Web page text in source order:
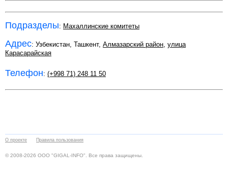
Подразделы: Махаллинские комитеты
Адрес: Узбекистан, Ташкент, Алмазарский район, улица
Карасарайская
Телефон: (+998 71) 248 11 50
О проекте Правила пользования
© 2008-2026 ООО "GIGAL-INFO". Все права защищены.